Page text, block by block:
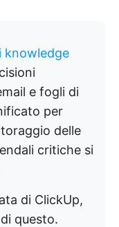
knowledge
e fogli di
per
delle
critiche si
di ClickUp,
questo.